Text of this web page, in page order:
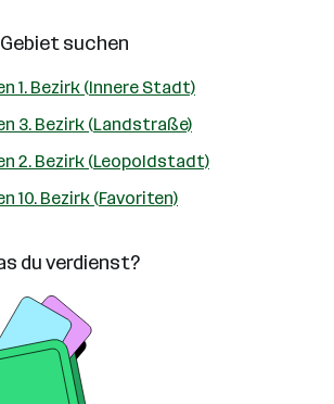
suchen
1. Bezirk (Innere Stadt)
3. Bezirk (Landstraße)
2. Bezirk (Leopoldstadt)
10. Bezirk (Favoriten)
du verdienst?